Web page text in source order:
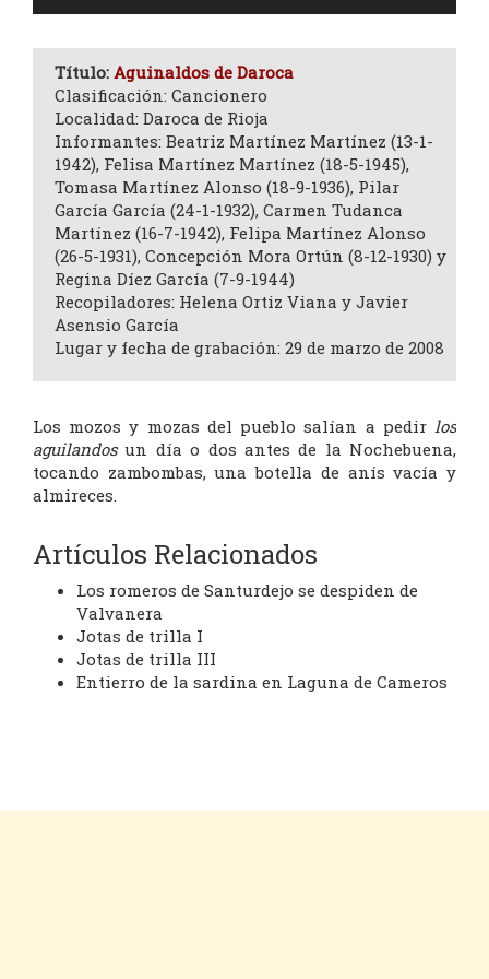
Título: Aguinaldos de Daroca
Clasificación: Cancionero
Localidad: Daroca de Rioja
Informantes: Beatriz Martínez Martínez (13-1-
1942), Felisa Martínez Martínez (18-5-1945),
Tomasa Martínez Alonso (18-9-1936), Pilar
García García (24-1-1932), Carmen Tudanca
Martínez (16-7-1942), Felipa Martínez Alonso
(26-5-1931), Concepción Mora Ortún (8-12-1930) y
Regina Díez García (7-9-1944)
Recopiladores: Helena Ortiz Viana y Javier
Asensio García
Lugar y fecha de grabación: 29 de marzo de 2008
Los mozos y mozas del pueblo salían a pedir los
aguilandosun día o dos antes de la Nochebuena,
tocando zambombas, una botella de anís vacía y
almireces.
Artículos Relacionados
Los romeros de Santurdejo se despiden de
Valvanera
Jotas de trilla I
Jotas de trilla III
Entierro de la sardina en Laguna de Cameros